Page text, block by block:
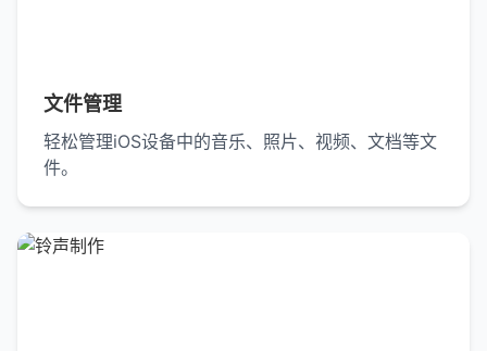
文件管理
轻松管理iOS设备中的音乐、照片、视频、文档等文
件。